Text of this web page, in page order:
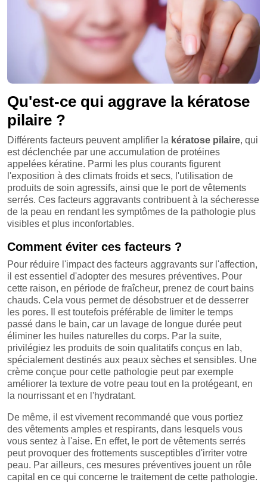
Qu'est-ce qui aggrave la kératose
pilaire ?
Différents facteurs peuvent amplifier la kératose pilaire, qui
est déclenchée par une accumulation de protéines
appelées kératine. Parmi les plus courants figurent
l'exposition à des climats froids et secs, l'utilisation de
produits de soin agressifs, ainsi que le port de vêtements
serrés. Ces facteurs aggravants contribuent à la sécheresse
de la peau en rendant les symptômes de la pathologie plus
visibles et plus inconfortables.
Comment éviter ces facteurs ?
Pour réduire l'impact des facteurs aggravants sur l'affection,
il est essentiel d'adopter des mesures préventives. Pour
cette raison, en période de fraîcheur, prenez de court bains
chauds. Cela vous permet de désobstruer et de desserrer
les pores. Il est toutefois préférable de limiter le temps
passé dans le bain, car un lavage de longue durée peut
éliminer les huiles naturelles du corps. Par la suite,
privilégiez les produits de soin qualitatifs conçus en lab,
spécialement destinés aux peaux sèches et sensibles. Une
crème conçue pour cette pathologie peut par exemple
améliorer la texture de votre peau tout en la protégeant, en
la nourrissant et en l'hydratant.
De même, il est vivement recommandé que vous portiez
des vêtements amples et respirants, dans lesquels vous
vous sentez à l'aise. En effet, le port de vêtements serrés
peut provoquer des frottements susceptibles d'irriter votre
peau. Par ailleurs, ces mesures préventives jouent un rôle
capital en ce qui concerne le traitement de cette pathologie.